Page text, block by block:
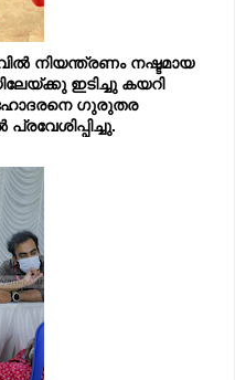
നിയന്ത്രണം നഷ്ടമായ
ഇടിച്ചു കയറി
ഗുരുതര